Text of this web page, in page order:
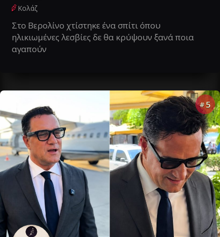
Κολάζ
Στο Βερολίνο χτίστηκε ένα σπίτι όπου
ηλικιωμένες λεσβίες δε θα κρύψουν ξανά ποια
αγαπούν
# 5